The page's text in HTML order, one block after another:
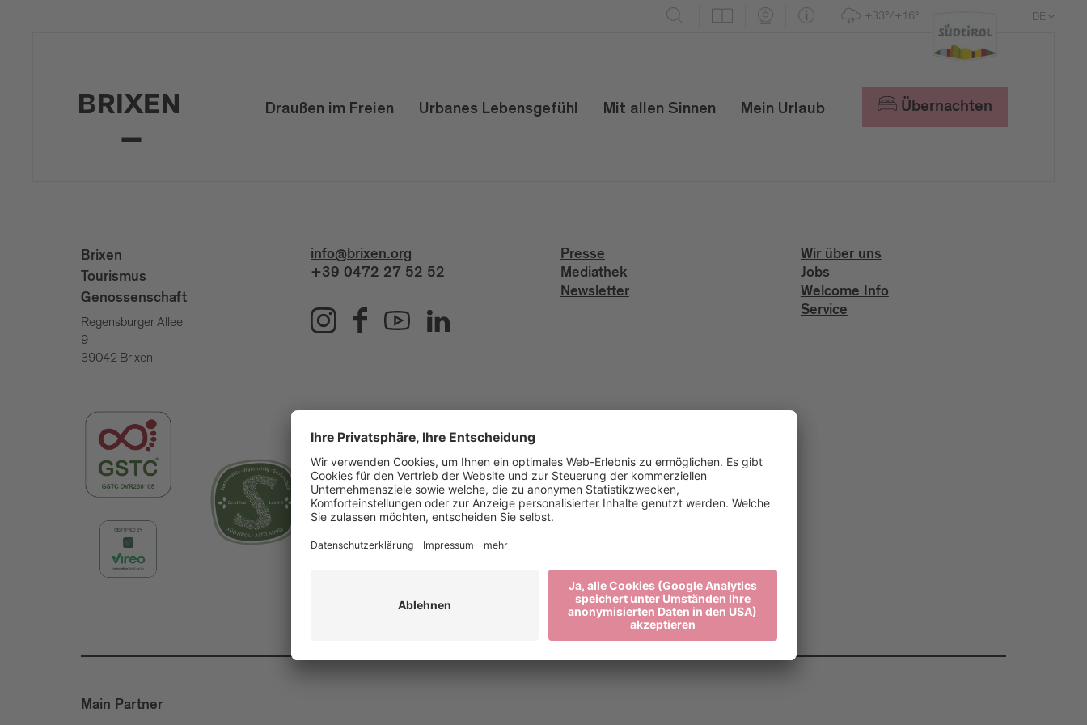
+33°/+16° DE
Draußen im Freien Urbanes Lebensgefühl Mit allen Sinnen Mein Urlaub Übernachten
Brixen
Tourismus
Genossenschaft
Regensburger Allee
9
39042 Brixen
info@brixen.org
+39 0472 27 52 52
Presse
Mediathek
Newsletter
Wir über uns
Jobs
Welcome Info
Service
Main Partner